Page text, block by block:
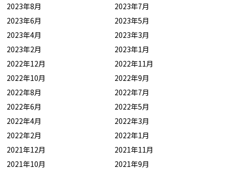
2023年8月
2023年7月
2023年6月
2023年5月
2023年4月
2023年3月
2023年2月
2023年1月
2022年12月
2022年11月
2022年10月
2022年9月
2022年8月
2022年7月
2022年6月
2022年5月
2022年4月
2022年3月
2022年2月
2022年1月
2021年12月
2021年11月
2021年10月
2021年9月